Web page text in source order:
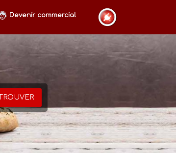
Devenir commercial
TROUVER